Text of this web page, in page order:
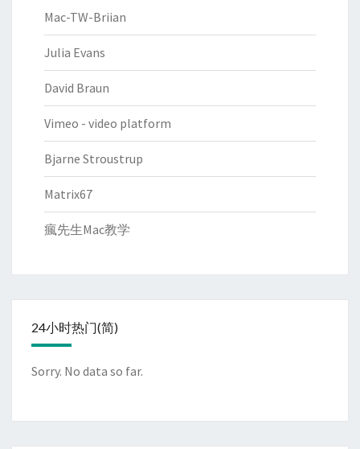
Mac-TW-Briian
Julia Evans
David Braun
Vimeo - video platform
Bjarne Stroustrup
Matrix67
瘋先生Mac教学
24小时热门(简)
Sorry. No data so far.